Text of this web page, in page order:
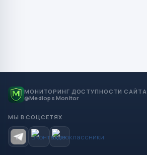
МОНИТОРИНГ ДОСТУПНОСТИ САЙТА
@Mediops Monitor
МЫ В СОЦСЕТЯХ